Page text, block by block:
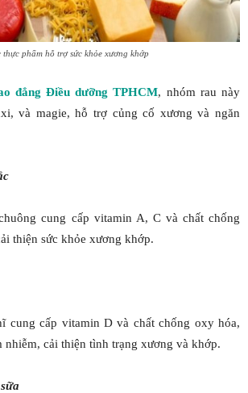
thực phẩm hỗ trợ sức khỏe xương khớp
đẳng Điều dưỡng TPHCM, nhóm rau này
và magie, hỗ trợ củng cố xương và ngăn
cung cấp vitamin A, C và chất chống
thiện sức khỏe xương khớp.
cung cấp vitamin D và chất chống oxy hóa,
nhiễm, cải thiện tình trạng xương và khớp.